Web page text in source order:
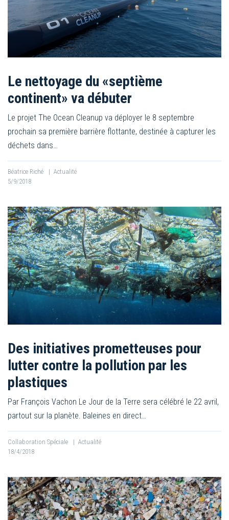
Le nettoyage du «septième
continent» va débuter
Le projet The Ocean Cleanup va déployer le 8 septembre
prochain sa première barrière flottante, destinée à capturer les
déchets dans…
Béatrice Riché | Actualité
5/9/2018
Des initiatives prometteuses pour
lutter contre la pollution par les
plastiques
Par François Vachon Le Jour de la Terre sera célébré le 22 avril,
partout sur la planète. Baleines en direct…
Collaboration Spéciale | Actualité
18/4/2018